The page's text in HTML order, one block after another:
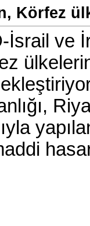
Körfez
İsrail ve